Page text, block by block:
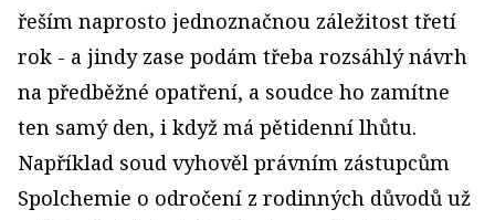
řeším naprosto jednoznačnou záležitost třetí
rok - a jindy zase podám třeba rozsáhlý návrh
na předběžné opatření, a soudce ho zamítne
ten samý den, i když má pětidenní lhůtu.
Například soud vyhověl právním zástupcům
Spolchemie o odročení z rodinných důvodů už